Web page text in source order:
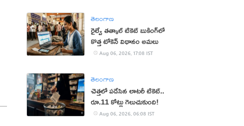
తెలంగాణ
రైల్వే తత్కాల్ టికెట్ బుకింగ్‌లో
కొత్త టోకెన్ విధానం అమలు
Aug 06, 2026, 17:08 IST
తెలంగాణ
చెత్తలో పడేసిన లాటరీ టికెట్..
రూ.11 కోట్లు గెలుచుకుంది!
Aug 06, 2026, 06:08 IST